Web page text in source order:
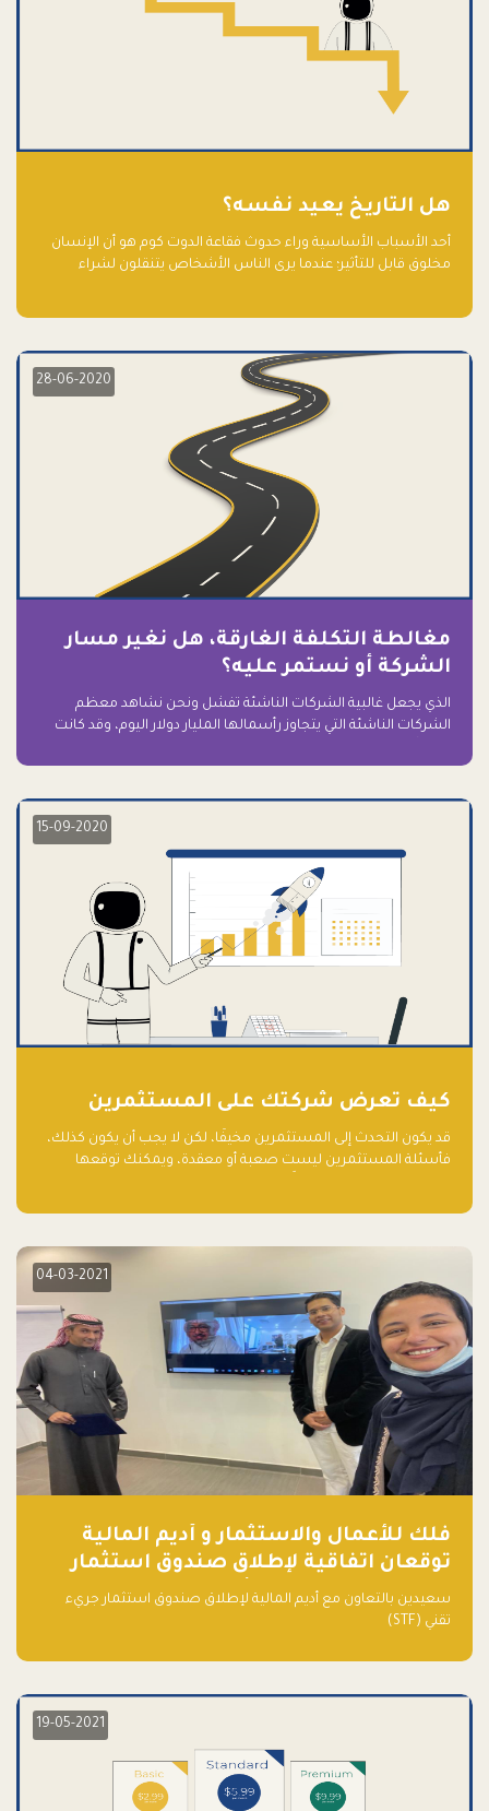
هل التاريخ يعيد نفسه؟
أحد الأسباب الأساسية وراء حدوث فقاعة الدوت كوم هو أن الإنسان
مخلوق قابل للتأثير؛ عندما يرى الناس الأشخاص يتنقلون لشراء
28-06-2020
مغالطة التكلفة الغارقة، هل نغير مسار
الشركة أو نستمر عليه؟
الذي يجعل غالبية الشركات الناشئة تفشل ونحن نشاهد معظم
الشركات الناشئة التي يتجاوز رأسمالها المليار دولار اليوم، وقد كانت
15-09-2020
كيف تعرض شركتك على المستثمرين
قد يكون التحدث إلى المستثمرين مخيفًا، لكن لا يجب أن يكون كذلك،
فأسئلة المستثمرين ليست صعبة أو معقدة، ويمكنك توقعها
04-03-2021
فلك للأعمال والاستثمار و أديم المالية
توقعان اتفاقية لإطلاق صندوق استثمار
جريء تقني (STF) - مشغل من قبل فـلك
سعيدين بالتعاون مع أديم المالية لإطلاق صندوق استثمار جريء
تقني (STF)
19-05-2021